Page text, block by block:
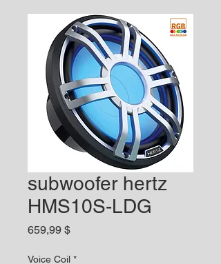
subwoofer hertz
HMS10S-LDG
659,99 $Prix
Voice Coil *